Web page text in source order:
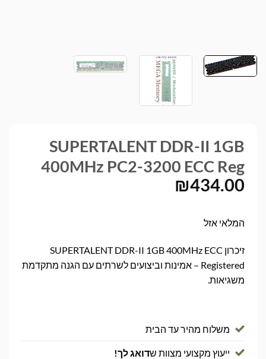
SUPERTALENT DDR-II 1GB
400MHz PC2-3200 ECC Reg
₪434.00
המלאי אזל
זיכרון SUPERTALENT DDR-II 1GB 400MHz ECC
Registered – אמינות וביצועים לשרתים עם הגנה מתקדמת
משגיאות.
משלוח מהיר עד הבית
ייעוץ מקצועי מצוות שדואג לך!